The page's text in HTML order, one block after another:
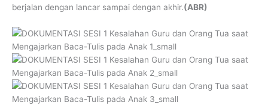
berjalan dengan lancar sampai dengan akhir.(ABR)